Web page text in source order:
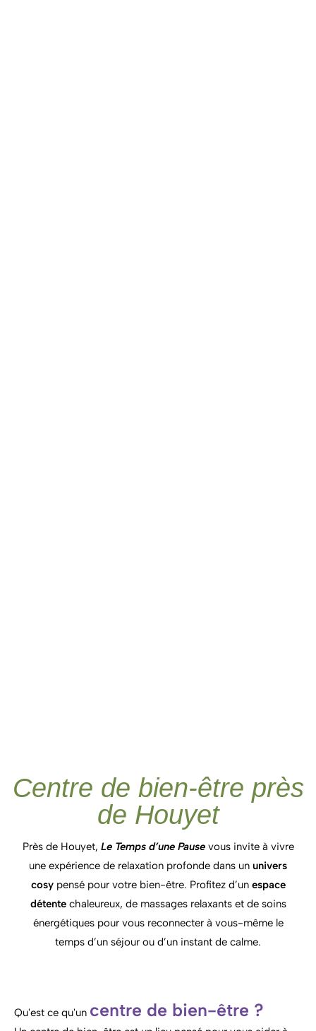
Centre de bien-être près
de Houyet
Près de Houyet, Le Temps d’une Pause vous invite à vivre
une expérience de relaxation profonde dans un univers
cosy pensé pour votre bien-être. Profitez d’un espace
détente chaleureux, de massages relaxants et de soins
énergétiques pour vous reconnecter à vous-même le
temps d’un séjour ou d’un instant de calme.
Qu'est ce qu'un centre de bien-être ?